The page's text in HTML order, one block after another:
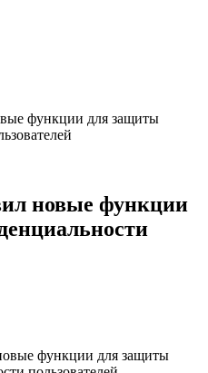
функции для защиты
новые функции